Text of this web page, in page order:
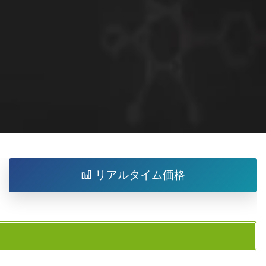
リアルタイム価格